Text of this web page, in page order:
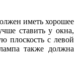
иметь хорошее
ставить у окна,
плоскость с левой
также должна